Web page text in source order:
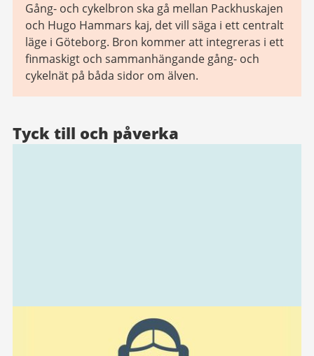
Gång- och cykelbron ska gå mellan Packhuskajen
och Hugo Hammars kaj, det vill säga i ett centralt
läge i Göteborg. Bron kommer att integreras i ett
finmaskigt och sammanhängande gång- och
cykelnät på båda sidor om älven.
Tyck till och påverka